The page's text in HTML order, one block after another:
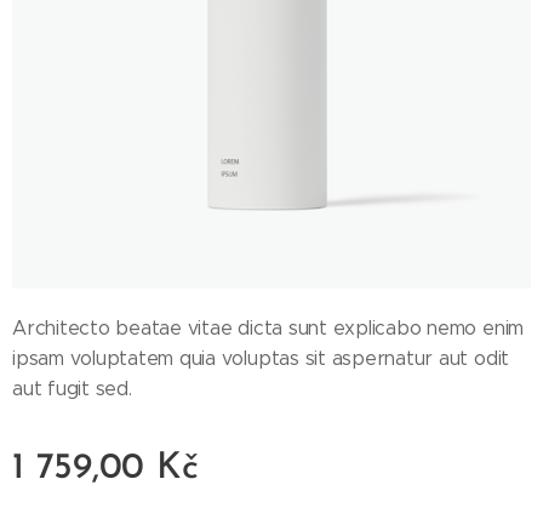
Architecto beatae vitae dicta sunt explicabo nemo enim
ipsam voluptatem quia voluptas sit aspernatur aut odit
aut fugit sed.
1 759,00 Kč